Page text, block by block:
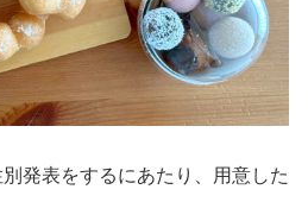
発表をするにあたり、用意した